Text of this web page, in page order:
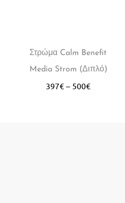
Στρώμα Calm Benefit
Media Strom (Διπλό)
397€ – 500€